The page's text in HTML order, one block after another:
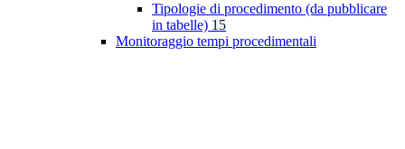
Tipologie di procedimento (da pubblicare
in tabelle) 15
Monitoraggio tempi procedimentali